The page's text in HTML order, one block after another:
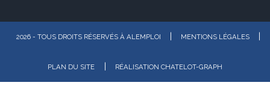
2026 - TOUS DROITS RÉSERVÉS À ALEMPLOI MENTIONS LÉGALES
PLAN DU SITE RÉALISATION CHATELOT-GRAPH